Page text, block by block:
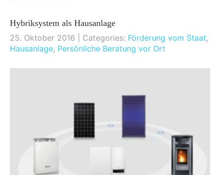
Hybriksystem als Hausanlage
25. Oktober 2016
| Categories: Förderung vom Staat,
Hausanlage, Persönliche Beratung vor Ort